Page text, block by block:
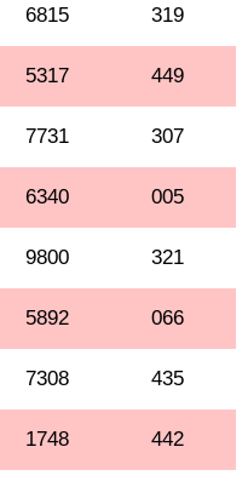
6815 319
5317 449
7731 307
6340 005
9800 321
5892 066
7308 435
1748 442